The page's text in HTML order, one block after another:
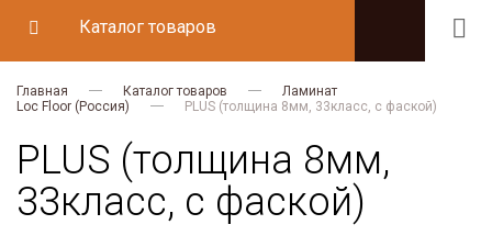
Каталог товаров
Главная Каталог товаров
Ламинат
Loc Floor (Россия)
PLUS (толщина 8мм, 33класс, с фаской)
PLUS (толщина 8мм,
33класс, с фаской)